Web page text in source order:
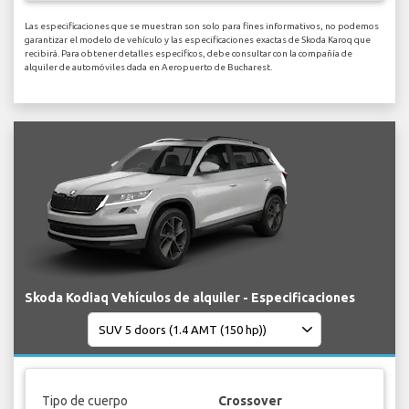
Las especificaciones que se muestran son solo para fines informativos, no podemos
garantizar el modelo de vehículo y las especificaciones exactas de Skoda Karoq que
recibirá. Para obtener detalles específicos, debe consultar con la compañía de
alquiler de automóviles dada en Aeropuerto de Bucharest.
Skoda Kodiaq Vehículos de alquiler - Especificaciones
Tipo de cuerpo Crossover